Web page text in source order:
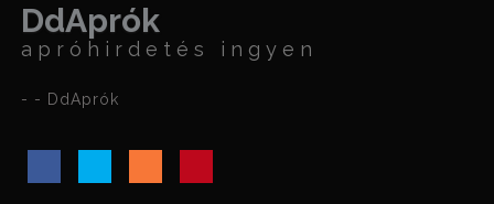
DdAprók
apróhirdetés ingyen
- - DdAprók